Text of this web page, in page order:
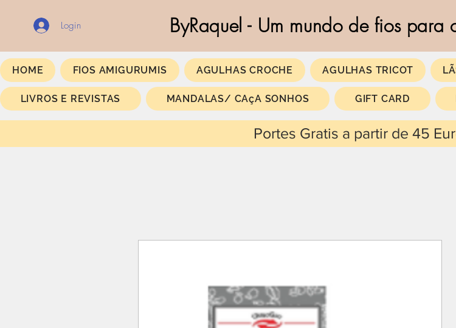
Login ByRaquel - Um mundo de fios para
HOME FIOS AMIGURUMIS AGULHAS CROCHE AGULHAS TRICOT
LIVROS E REVISTAS MANDALAS/ CAçA SONHOS GIFT CARD
Portes Gratis a partir de 45